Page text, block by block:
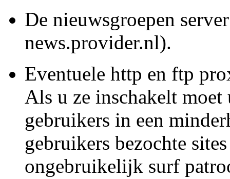
De nieuwsgroepen
news.provider.nl).
Eventuele http en ftp
Als u ze inschakelt
gebruikers in een
gebruikers bezochte
ongebruikelijk surf